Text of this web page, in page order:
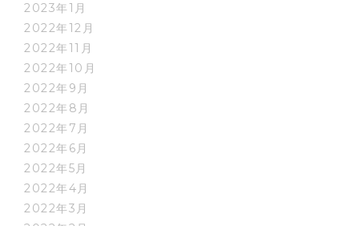
2023年1月
2022年12月
2022年11月
2022年10月
2022年9月
2022年8月
2022年7月
2022年6月
2022年5月
2022年4月
2022年3月